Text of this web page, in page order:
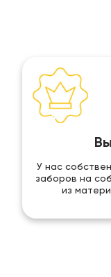
У нас
заборов на
из